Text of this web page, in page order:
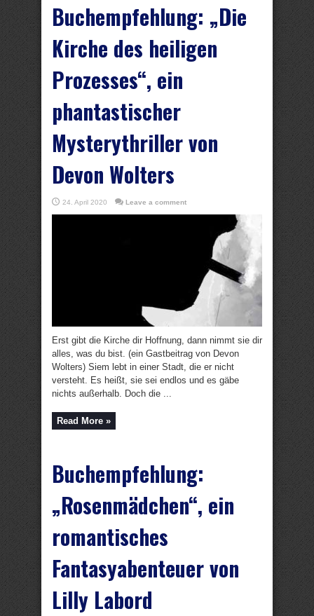
Buchempfehlung: „Die
Kirche des heiligen
Prozesses“, ein
phantastischer
Mysterythriller von
Devon Wolters
24. April 2020 Leave a comment
Erst gibt die Kirche dir Hoffnung, dann nimmt sie dir
alles, was du bist. (ein Gastbeitrag von Devon
Wolters) Siem lebt in einer Stadt, die er nicht
versteht. Es heißt, sie sei endlos und es gäbe
nichts außerhalb. Doch die ...
Read More »
Buchempfehlung:
„Rosenmädchen“, ein
romantisches
Fantasyabenteuer von
Lilly Labord